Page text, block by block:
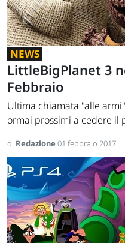
NEWS
LittleBigPlanet 3
Febbraio
Ultima chiamata "alle
ormai prossimi a cedere il
di Redazione01 febbraio 2017